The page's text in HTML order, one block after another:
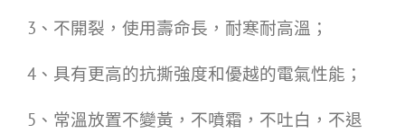
3、不開裂，使用壽命長，耐寒耐高溫；
4、具有更高的抗撕強度和優越的電氣性能；
5、常溫放置不變黃，不噴霜，不吐白，不退